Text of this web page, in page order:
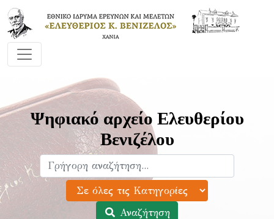
Ψηφιακό αρχείο Ελευθερίου
Βενιζέλου
Αναζήτηση